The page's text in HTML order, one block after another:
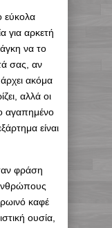
εύκολα
για αρκετή
να το
σας, αν
ακόμα
αλλά οι
αγαπημένο
είναι
φράση
καφέ
ουσία,